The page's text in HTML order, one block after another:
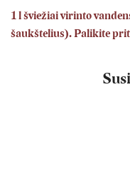
1 l šviežiai virinto
šaukštelius).Palikite